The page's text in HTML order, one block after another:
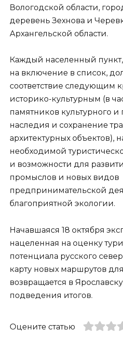
Вологодской области,
деревень Зехнова и
Архангельской области.
Каждый населенный
на включение в список,
соответствие следующим
историко-культурным (в
памятников культурного
наследия и сохранение
архитектурных объектов),
необходимой
и возможности для
промыслов и новых видов
предпринимательской
благоприятной экологии.
Начавшаяся 18 октября
нацеленная на оценку
потенциала русского
карту новых маршрутов
возвращается в
подведения итогов.
Оцените статью